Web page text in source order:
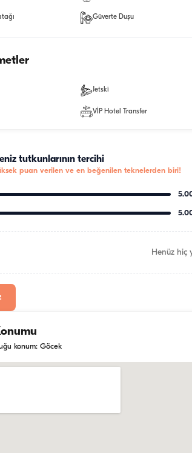
Güverte Duşu
Jetski
VİP Hotel Transfer
tutkunlarının tercihi
puan verilen ve en beğenilen teknelerden biri!
Henüz hiç
konum: Göcek